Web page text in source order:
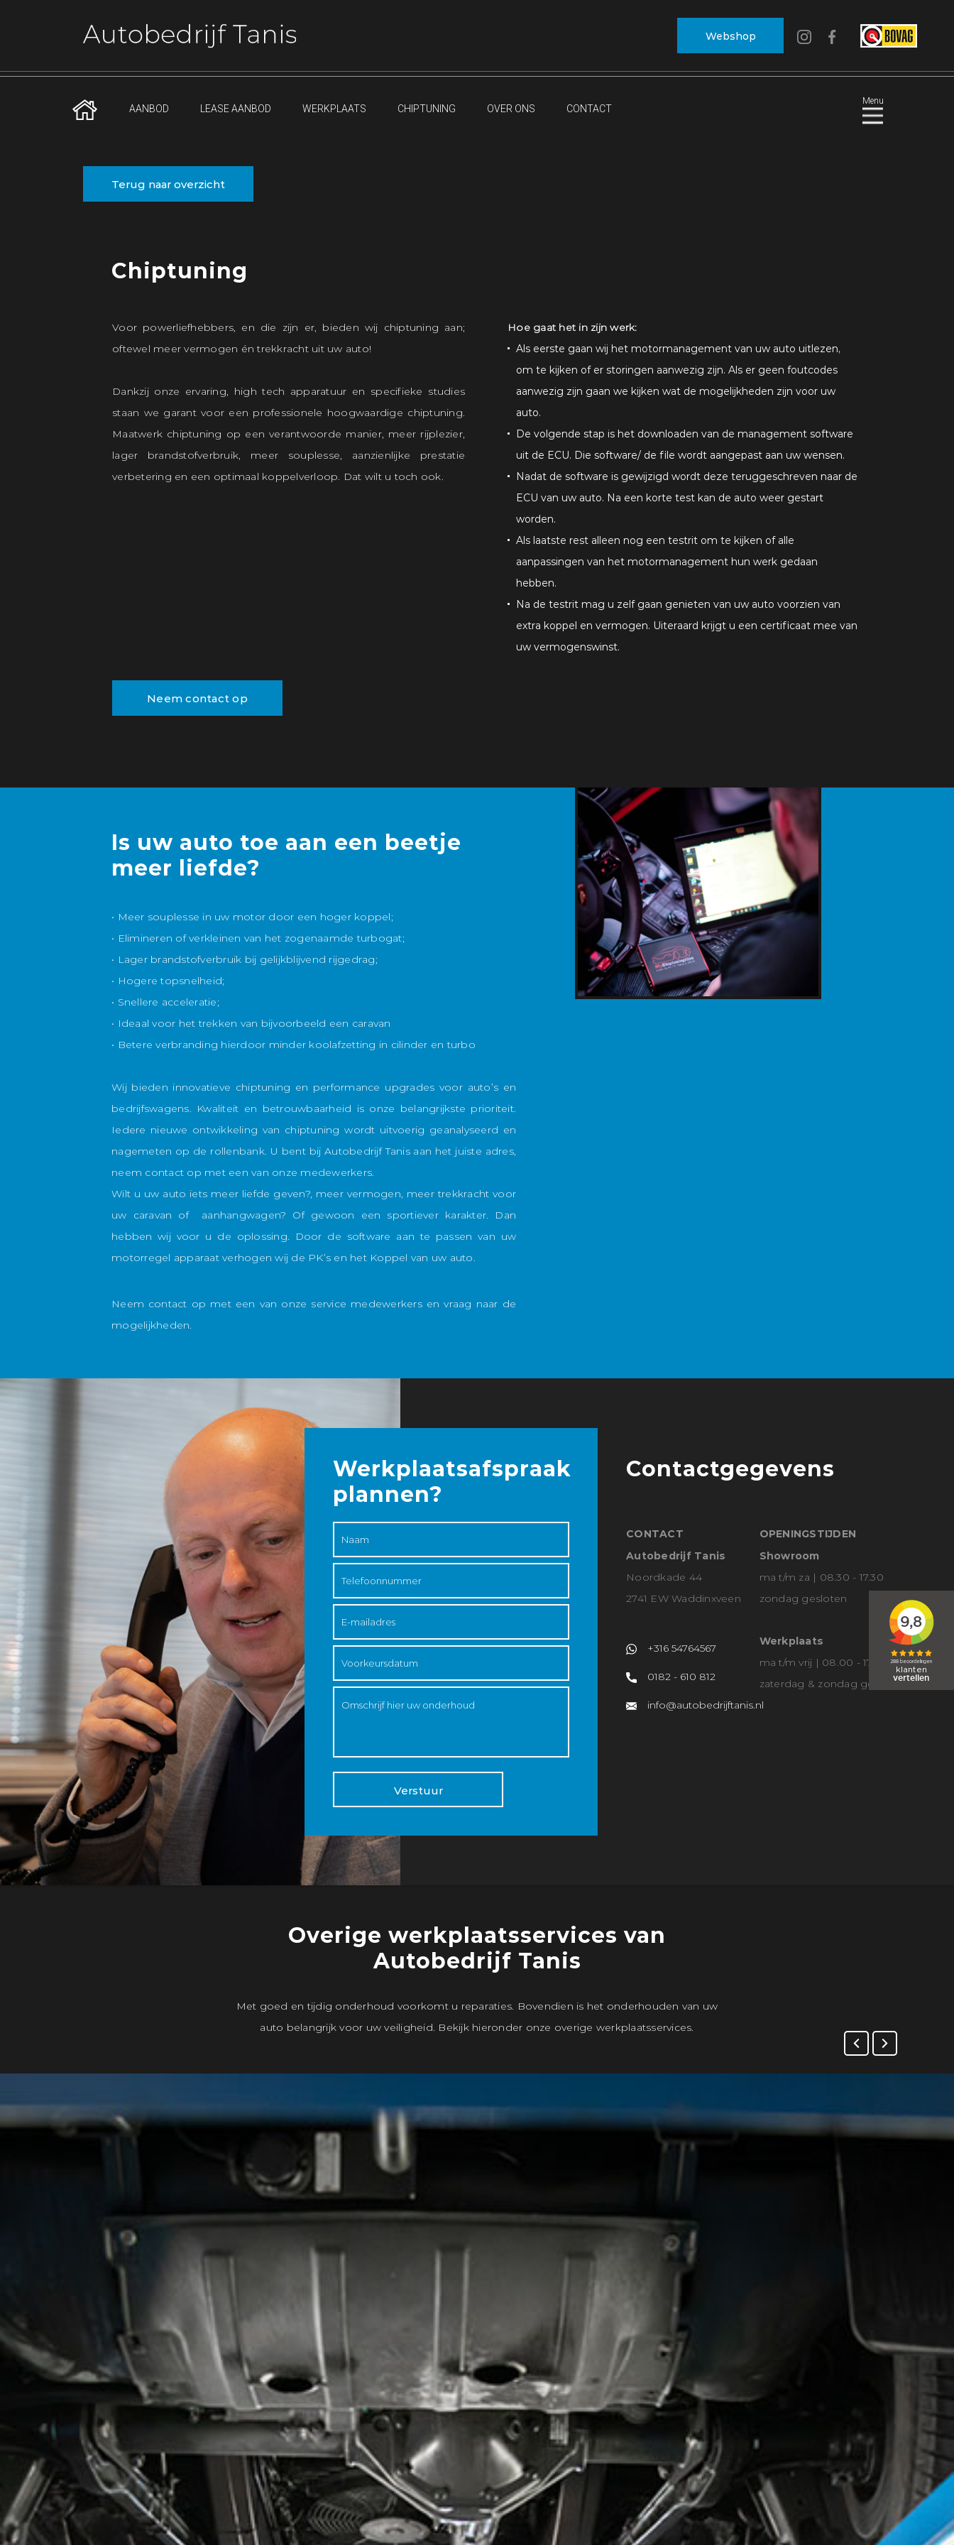
Webshop
AANBOD LEASE AANBOD WERKPLAATS CHIPTUNING OVER ONS CONTACT
Menu
Terug naar overzicht
Chiptuning
Voor powerliefhebbers, en die zijn er, bieden wij chiptuning aan;
oftewel meer vermogen én trekkracht uit uw auto!
Dankzij onze ervaring, high tech apparatuur en specifieke studies
staan we garant voor een professionele hoogwaardige chiptuning.
Maatwerk chiptuning op een verantwoorde manier, meer rijplezier,
lager brandstofverbruik, meer souplesse, aanzienlijke prestatie
verbetering en een optimaal koppelverloop. Dat wilt u toch ook.
Hoe gaat het in zijn werk:
Als eerste gaan wij het motormanagement van uw auto uitlezen,
om te kijken of er storingen aanwezig zijn. Als er geen foutcodes
aanwezig zijn gaan we kijken wat de mogelijkheden zijn voor uw
auto.
De volgende stap is het downloaden van de management software
uit de ECU. Die software/ de file wordt aangepast aan uw wensen.
Nadat de software is gewijzigd wordt deze teruggeschreven naar de
ECU van uw auto. Na een korte test kan de auto weer gestart
worden.
Als laatste rest alleen nog een testrit om te kijken of alle
aanpassingen van het motormanagement hun werk gedaan
hebben.
Na de testrit mag u zelf gaan genieten van uw auto voorzien van
extra koppel en vermogen. Uiteraard krijgt u een certificaat mee van
uw vermogenswinst.
Neem contact op
Is uw auto toe aan een beetje
meer liefde?
• Meer souplesse in uw motor door een hoger koppel;
• Elimineren of verkleinen van het zogenaamde turbogat;
• Lager brandstofverbruik bij gelijkblijvend rijgedrag;
• Hogere topsnelheid;
• Snellere acceleratie;
• Ideaal voor het trekken van bijvoorbeeld een caravan
• Betere verbranding hierdoor minder koolafzetting in cilinder en turbo
Wij bieden innovatieve chiptuning en performance upgrades voor auto’s en
bedrijfswagens. Kwaliteit en betrouwbaarheid is onze belangrijkste prioriteit.
Iedere nieuwe ontwikkeling van chiptuning wordt uitvoerig geanalyseerd en
nagemeten op de rollenbank. U bent bij Autobedrijf Tanis aan het juiste adres,
neem contact op met een van onze medewerkers.
Wilt u uw auto iets meer liefde geven?, meer vermogen, meer trekkracht voor
uw caravan of aanhangwagen? Of gewoon een sportiever karakter. Dan
hebben wij voor u de oplossing. Door de software aan te passen van uw
motorregel apparaat verhogen wij de PK’s en het Koppel van uw auto.
Neem contact op met een van onze service medewerkers en vraag naar de
mogelijkheden.
Werkplaatsafspraak
plannen?
Verstuur
Contactgegevens
CONTACT
Autobedrijf Tanis
Noordkade 44
2741 EW Waddinxveen
+316 54764567
0182 - 610 812
info@autobedrijftanis.nl
OPENINGSTIJDEN
Showroom
ma t/m za | 08.30 - 17.30
zondag gesloten
Werkplaats
ma t/m vrij | 08.00 - 17.00
zaterdag & zondag gesloten
Overige werkplaatsservices van
Autobedrijf Tanis
Met goed en tijdig onderhoud voorkomt u reparaties. Bovendien is het onderhouden van uw
auto belangrijk voor uw veiligheid. Bekijk hieronder onze overige werkplaatsservices.